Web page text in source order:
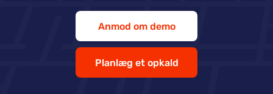
Anmod om demo
Planlæg et opkald